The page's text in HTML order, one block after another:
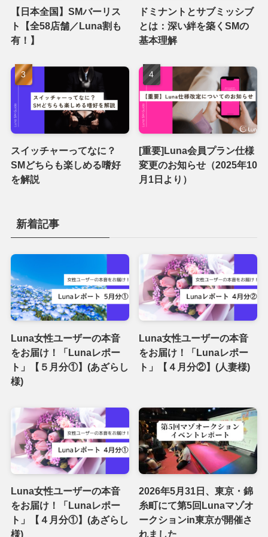
【日本全国】SMバーリス
ト【全58店舗／Luna割も
有！】
ドミナントとサブミッシブ
とは：深い絆を築くSMの
基本理解
スイッチャーってなに？
SMどちらも楽しめる嗜好
を解説
[重要]Luna会員プラン仕様
変更のお知らせ（2025年10
月1日より）
新着記事
Luna女性ユーザーの本音
をお届け！「Lunaレポー
ト」【５月分①】(あざらし
様)
Luna女性ユーザーの本音
をお届け！「Lunaレポー
ト」【４月分②】(人妻様)
Luna女性ユーザーの本音
をお届け！「Lunaレポー
ト」【４月分①】(あざらし
様)
2026年5月31日、東京・錦
糸町にて第5回Lunaマゾオ
ークションin東京が開催さ
れました